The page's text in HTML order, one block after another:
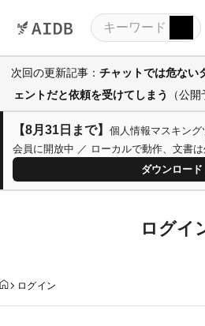
次回の更新記事： チャットでは危ない
ェントだと依頼を受けてしまう
（公
【8月31日まで】 個人情報マスキン
会員に開放中 ／ ローカルで動作、文書
ダウンロー
ログイ
ログイン